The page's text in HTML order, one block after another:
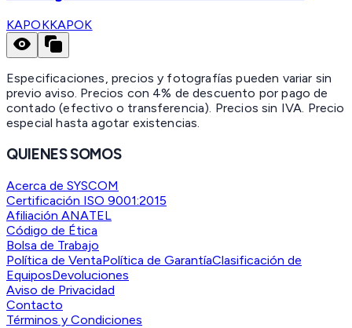
KAPOKKAPOK
Especificaciones, precios y fotografías pueden variar sin
previo aviso. Precios con 4% de descuento por pago de
contado (efectivo o transferencia). Precios sin IVA. Precio
especial hasta agotar existencias.
QUIENES SOMOS
Acerca de SYSCOM
Certificación ISO 9001:2015
Afiliación ANATEL
Código de Ética
Bolsa de Trabajo
Política de VentaPolítica de GarantíaClasificación de
EquiposDevoluciones
Aviso de Privacidad
Contacto
Términos y Condiciones